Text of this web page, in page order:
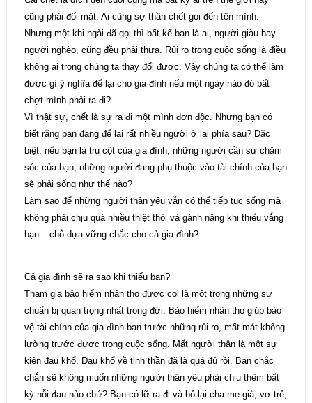
cũng phải đối mặt. Ai cũng sợ thần chết gọi đến tên mình.
Nhưng một khi ngài đã gọi thì bất kể bạn là ai, người giàu hay
người nghèo, cũng đều phải thưa. Rủi ro trong cuộc sống là điều
không ai trong chúng ta thay đổi được. Vậy chúng ta có thể làm
được gì ý nghĩa để lại cho gia đình nếu một ngày nào đó bất
chợt mình phải ra đi?
Vì thật sự, chết là sự ra đi một mình đơn độc. Nhưng bạn có
biết rằng bạn đang để lại rất nhiều người ở lại phía sau? Đặc
biệt, nếu bạn là trụ cột của gia đình, những người cần sự chăm
sóc của bạn, những người đang phụ thuộc vào tài chính của bạn
sẽ phải sống như thế nào?
Làm sao để những người thân yêu vẫn có thể tiếp tục sống mà
không phải chịu quá nhiều thiệt thòi và gánh nặng khi thiếu vắng
bạn – chỗ dựa vững chắc cho cả gia đình?
Cả gia đình sẽ ra sao khi thiếu bạn?
Tham gia bảo hiểm nhân thọ được coi là một trong những sự
chuẩn bị quan trọng nhất trong đời. Bảo hiểm nhân thọ giúp bảo
vệ tài chính của gia đình bạn trước những rủi ro, mất mát không
lường trước được trong cuộc sống. Mất người thân là một sự
kiện đau khổ. Đau khổ về tinh thần đã là quá đủ rồi. Bạn chắc
chắn sẽ không muốn những người thân yêu phải chịu thêm bất
kỳ nỗi đau nào chứ? Bạn có lỡ ra đi và bỏ lại cha mẹ già, vợ trẻ,